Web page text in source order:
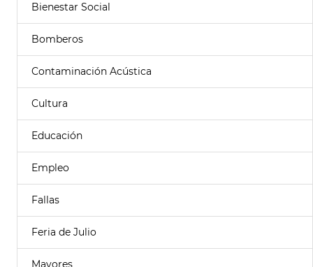
Bienestar Social
Bomberos
Contaminación Acústica
Cultura
Educación
Empleo
Fallas
Feria de Julio
Mayores